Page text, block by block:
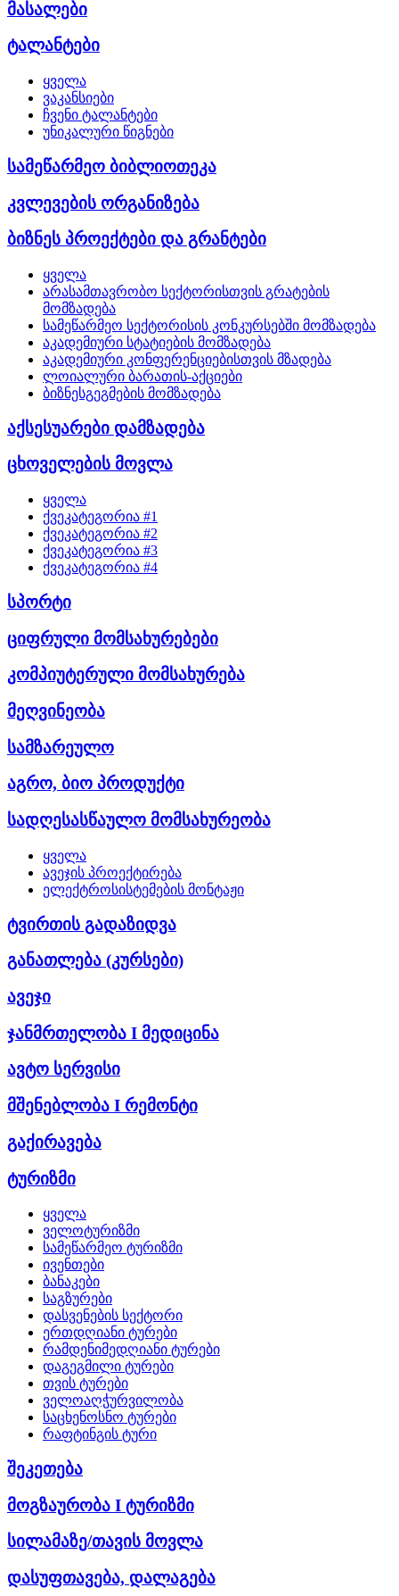
მასალები
ტალანტები
ყველა
ვაკანსიები
ჩვენი ტალანტები
უნიკალური წიგნები
სამეწარმეო ბიბლიოთეკა
კვლევების ორგანიზება
ბიზნეს პროექტები და გრანტები
ყველა
არასამთავრობო სექტორისთვის გრატების
მომზადება
სამეწარმეო სექტორისის კონკურსებში მომზადება
აკადემიური სტატიების მომზადება
აკადემიური კონფერენციებისთვის მზადება
ლოიალური ბარათის-აქციები
ბიზნესგეგმების მომზადება
აქსესუარები დამზადება
ცხოველების მოვლა
ყველა
ქვეკატეგორია #1
ქვეკატეგორია #2
ქვეკატეგორია #3
ქვეკატეგორია #4
სპორტი
ციფრული მომსახურებები
კომპიუტერული მომსახურება
მეღვინეობა
სამზარეულო
აგრო, ბიო პროდუქტი
სადღესასწაულო მომსახურეობა
ყველა
ავეჯის პროექტირება
ელექტროსისტემების მონტაჟი
ტვირთის გადაზიდვა
განათლება (კურსები)
ავეჯი
ჯანმრთელობა I მედიცინა
ავტო სერვისი
მშენებლობა I რემონტი
გაქირავება
ტურიზმი
ყველა
ველოტურიზმი
სამეწარმეო ტურიზმი
ივენთები
ბანაკები
საგზურები
დასვენების სექტორი
ერთდღიანი ტურები
რამდენიმედღიანი ტურები
დაგეგმილი ტურები
თვის ტურები
ველოაღჭურვილობა
საცხენოსნო ტურები
რაფტინგის ტური
შეკეთება
მოგზაურობა I ტურიზმი
სილამაზე/თავის მოვლა
დასუფთავება, დალაგება